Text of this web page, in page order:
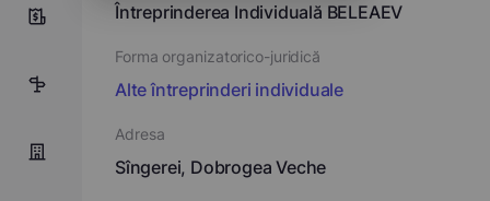
0
9
Întreprinderea Individuală BELEAEV
Forma organizatorico-juridică
Alte întreprinderi individuale
Adresa
Sîngerei, Dobrogea Veche